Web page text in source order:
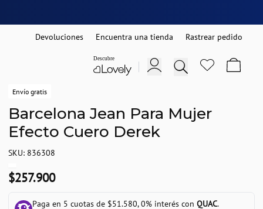
Devoluciones Encuentra una tienda Rastrear pedido
Envío gratis
Barcelona Jean Para Mujer
Efecto Cuero Derek
SKU: 836308
$257.900
Paga en 5 cuotas de $51.580, 0% interés conQUAC.